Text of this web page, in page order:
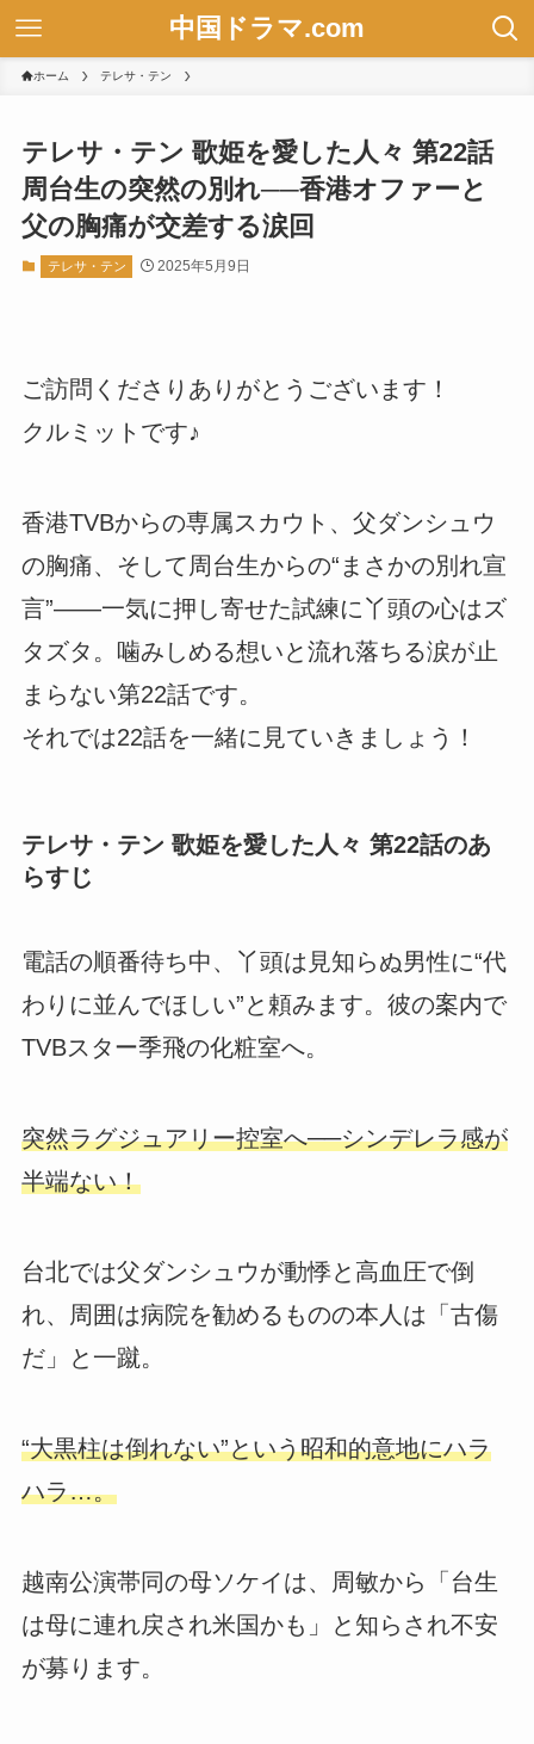
中国ドラマ.com
ホーム テレサ・テン
テレサ・テン 歌姫を愛した人々 第22話
周台生の突然の別れ──香港オファーと
父の胸痛が交差する涙回
テレサ・テン 2025年5月9日
ご訪問くださりありがとうございます！
クルミットです♪
香港TVBからの専属スカウト、父ダンシュウ
の胸痛、そして周台生からの“まさかの別れ宣
言”――一気に押し寄せた試練に丫頭の心はズ
タズタ。噛みしめる想いと流れ落ちる涙が止
まらない第22話です。
それでは22話を一緒に見ていきましょう！
テレサ・テン 歌姫を愛した人々 第22話のあ
らすじ
電話の順番待ち中、丫頭は見知らぬ男性に“代
わりに並んでほしい”と頼みます。彼の案内で
TVBスター季飛の化粧室へ。
突然ラグジュアリー控室へ──シンデレラ感が
半端ない！
台北では父ダンシュウが動悸と高血圧で倒
れ、周囲は病院を勧めるものの本人は「古傷
だ」と一蹴。
“大黒柱は倒れない”という昭和的意地にハラ
ハラ…。
越南公演帯同の母ソケイは、周敏から「台生
は母に連れ戻され米国かも」と知らされ不安
が募ります。